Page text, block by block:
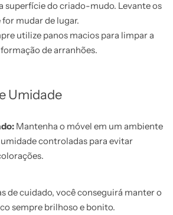
superfície do criado-mudo. Levante os
mudar de lugar.
utilize panos macios para limpar a
de arranhões.
Umidade
Mantenha o móvel em um ambiente
controladas para evitar
de cuidado, você conseguirá manter o
sempre brilhoso e bonito.